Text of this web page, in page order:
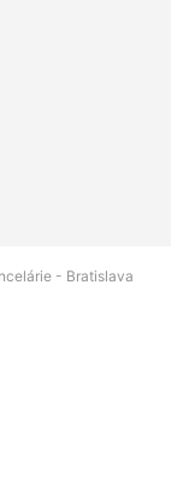
- Bratislava